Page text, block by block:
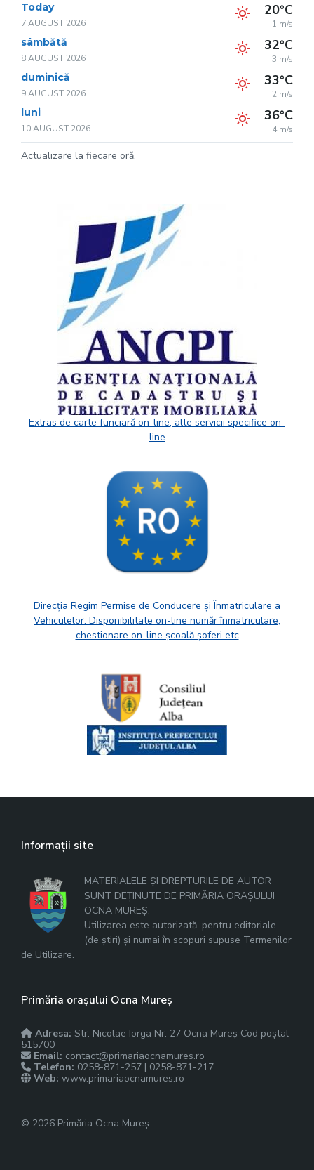
Today
7 AUGUST 2026
20°C
1 m/s
sâmbătă
8 AUGUST 2026
32°C
3 m/s
duminică
9 AUGUST 2026
33°C
2 m/s
luni
10 AUGUST 2026
36°C
4 m/s
Actualizare la fiecare oră.
Extras de carte funciară on-line, alte servicii specifice on-
line
Direcția Regim Permise de Conducere și Înmatriculare a
Vehiculelor. Disponibilitate on-line număr înmatriculare,
chestionare on-line școală șoferi etc
Informații site
MATERIALELE ȘI DREPTURILE DE AUTOR
SUNT DEȚINUTE DE PRIMĂRIA ORAȘULUI
OCNA MUREȘ.
Utilizarea este autorizată, pentru editoriale
(de știri) și numai în scopuri supuse Termenilor
de Utilizare.
Primăria orașului Ocna Mureș
Adresa: Str. Nicolae Iorga Nr. 27 Ocna Mureș Cod poștal
515700
Email: contact@primariaocnamures.ro
Telefon: 0258-871-257 | 0258-871-217
Web: www.primariaocnamures.ro
© 2026 Primăria Ocna Mureș